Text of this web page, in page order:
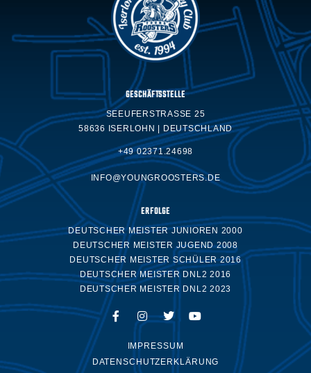
GESCHÄFTSSTELLE
SEEUFERSTRASSE 25
58636 ISERLOHN | DEUTSCHLAND
+49 02371.24698
INFO@YOUNGROOSTERS.DE
ERFOLGE
DEUTSCHER MEISTER JUNIOREN 2000
DEUTSCHER MEISTER JUGEND 2008
DEUTSCHER MEISTER SCHÜLER 2016
DEUTSCHER MEISTER DNL2 2016
DEUTSCHER MEISTER DNL2 2023
IMPRESSUM
DATENSCHUTZERKLÄRUNG